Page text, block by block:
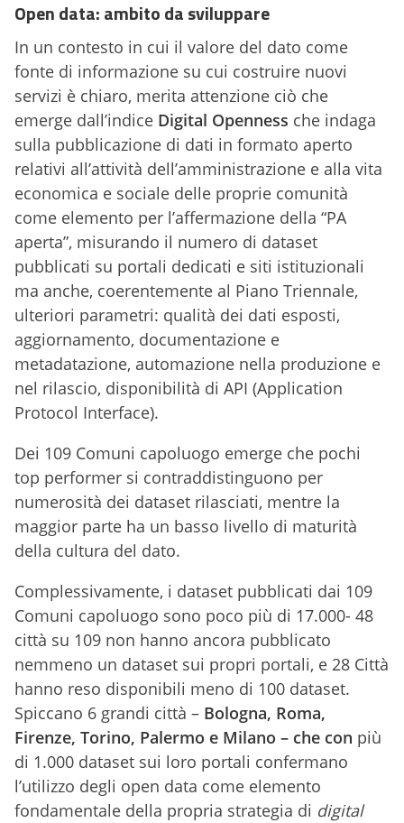
Open data: ambito da sviluppare
In un contesto in cui il valore del dato come
fonte di informazione su cui costruire nuovi
servizi è chiaro, merita attenzione ciò che
emerge dall’indice Digital Openness che indaga
sulla pubblicazione di dati in formato aperto
relativi all’attività dell’amministrazione e alla vita
economica e sociale delle proprie comunità
come elemento per l’affermazione della “PA
aperta”, misurando il numero di dataset
pubblicati su portali dedicati e siti istituzionali
ma anche, coerentemente al Piano Triennale,
ulteriori parametri: qualità dei dati esposti,
aggiornamento, documentazione e
metadatazione, automazione nella produzione e
nel rilascio, disponibilità di API (Application
Protocol Interface).
Dei 109 Comuni capoluogo emerge che pochi
top performer si contraddistinguono per
numerosità dei dataset rilasciati, mentre la
maggior parte ha un basso livello di maturità
della cultura del dato.
Complessivamente, i dataset pubblicati dai 109
Comuni capoluogo sono poco più di 17.000- 48
città su 109 non hanno ancora pubblicato
nemmeno un dataset sui propri portali, e 28 Città
hanno reso disponibili meno di 100 dataset.
Spiccano 6 grandi città – Bologna, Roma,
Firenze, Torino, Palermo e Milano – che con più
di 1.000 dataset sui loro portali confermano
l’utilizzo degli open data come elemento
fondamentale della propria strategia di digital